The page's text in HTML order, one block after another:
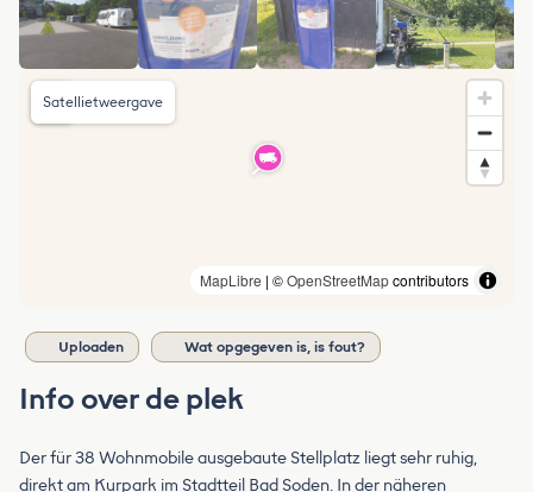
MapLibre | ©OpenStreetMapcontributors
Satellietweergave
Uploaden Wat opgegeven is, is fout?
Info over de plek
Der für 38 Wohnmobile ausgebaute Stellplatz liegt sehr ruhig,
direkt am Kurpark im Stadtteil Bad Soden. In der näheren